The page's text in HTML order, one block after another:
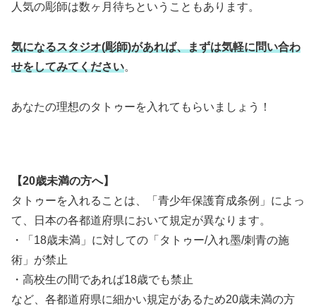
人気の彫師は数ヶ月待ちということもあります。
気になるスタジオ(彫師)があれば、まずは気軽に問い合わ
せをしてみてください。
あなたの理想のタトゥーを入れてもらいましょう！
【20歳未満の方へ】
タトゥーを入れることは、「青少年保護育成条例」によっ
て、日本の各都道府県において規定が異なります。
・「18歳未満」に対しての「タトゥー/入れ墨/刺青の施
術」が禁止
・高校生の間であれば18歳でも禁止
など、各都道府県に細かい規定があるため20歳未満の方